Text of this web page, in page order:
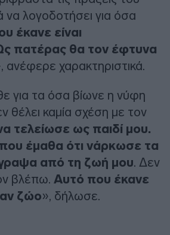
να λογοδοτήσει για όσα
έκανε είναι
πατέρας θα τον έφτυνα
ανέφερε χαρακτηριστικά.
για τα όσα βίωνε η νύφη
θέλει καμία σχέση με τον
τελείωσε ως παιδί μου.
έμαθα ότι νάρκωσε τα
από τη ζωή μου. Δεν
βλέπω. Αυτό που έκανε
ζώο», δήλωσε.